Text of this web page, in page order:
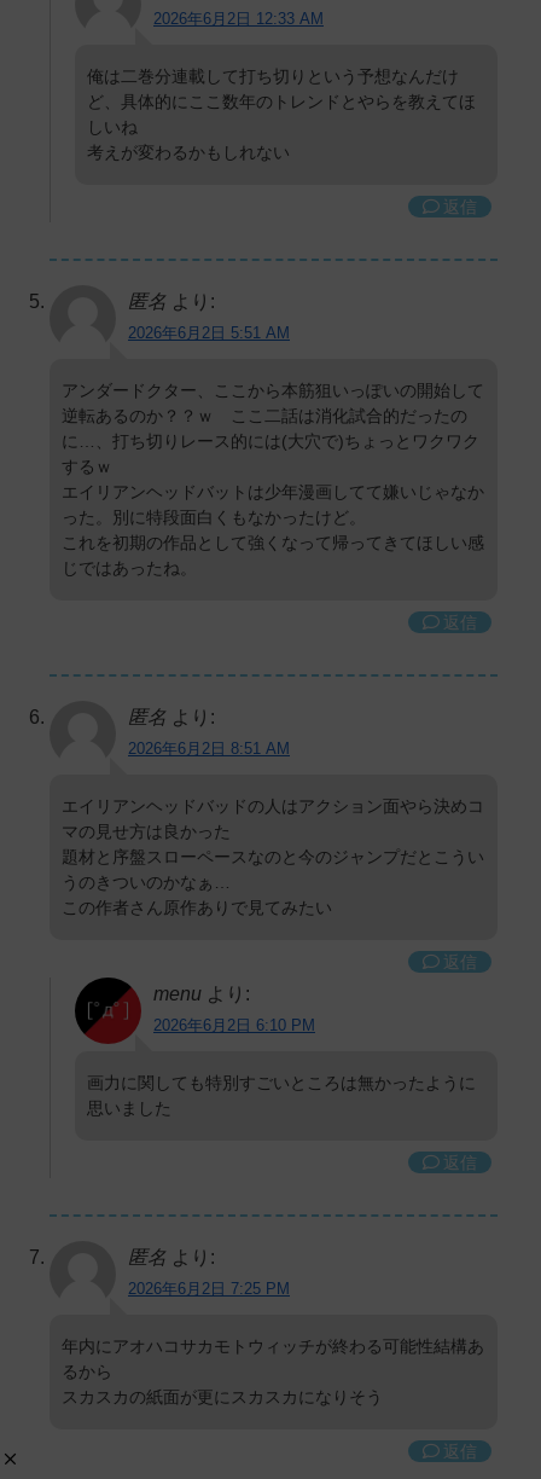
2026年6月2日 12:33 AM
俺は二巻分連載して打ち切りという予想なんだけ
ど、具体的にここ数年のトレンドとやらを教えてほ
しいね
考えが変わるかもしれない
返信
匿名 より:
2026年6月2日 5:51 AM
アンダードクター、ここから本筋狙いっぽいの開始して
逆転あるのか？？ｗ ここ二話は消化試合的だったの
に…、打ち切りレース的には(大穴で)ちょっとワクワク
するｗ
エイリアンヘッドバットは少年漫画してて嫌いじゃなか
った。別に特段面白くもなかったけど。
これを初期の作品として強くなって帰ってきてほしい感
じではあったね。
返信
匿名 より:
2026年6月2日 8:51 AM
エイリアンヘッドバッドの人はアクション面やら決めコ
マの見せ方は良かった
題材と序盤スローペースなのと今のジャンプだとこうい
うのきついのかなぁ…
この作者さん原作ありで見てみたい
返信
menu より:
2026年6月2日 6:10 PM
画力に関しても特別すごいところは無かったように
思いました
返信
匿名 より:
2026年6月2日 7:25 PM
年内にアオハコサカモトウィッチが終わる可能性結構あ
るから
スカスカの紙面が更にスカスカになりそう
返信